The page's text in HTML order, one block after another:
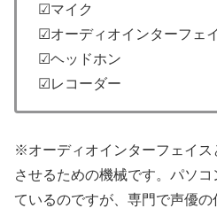
☑マイク
☑オーディオインターフェ
☑ヘッドホン
☑レコーダー
※オーディオインターフェイス
させるための機械です。パソ
ているのですが、専門で声優